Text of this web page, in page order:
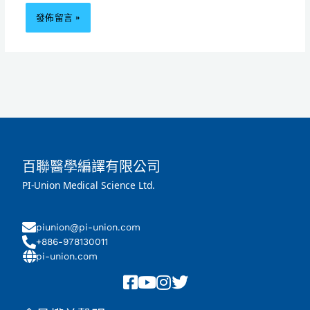
百聯醫學編譯有限公司
PI-Union Medical Science Ltd.
piunion@pi-union.com
+886-978130011
pi-union.com